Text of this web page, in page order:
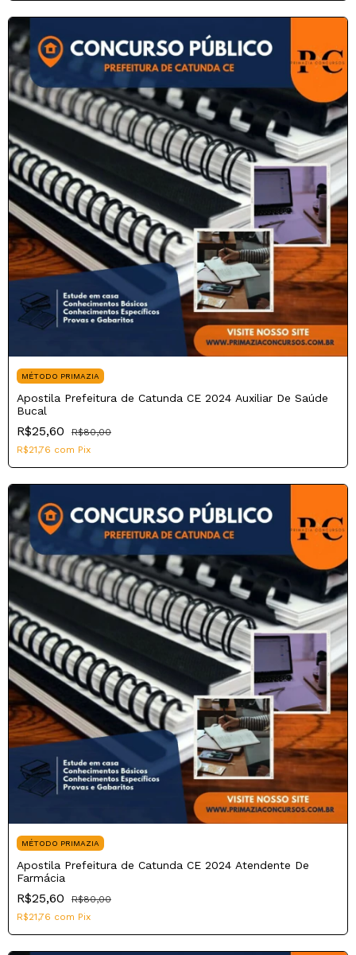
MÉTODO PRIMAZIA
Apostila Prefeitura de Catunda CE 2024 Auxiliar De Saúde
Bucal
R$25,60
R$80,00
R$21,76 com Pix
MÉTODO PRIMAZIA
Apostila Prefeitura de Catunda CE 2024 Atendente De
Farmácia
R$25,60
R$80,00
R$21,76 com Pix